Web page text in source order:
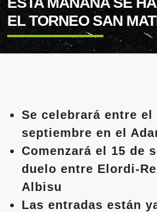
EL TORNEO SAN
Se celebrará entre el
septiembre en el
Comenzará el 15 de
duelo entre Elordi-
Albisu
Las entradas están